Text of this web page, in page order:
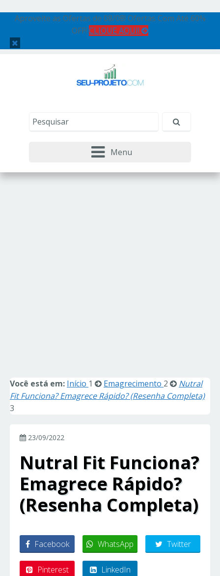
Aproveite as Ofertas de 08/08! Ofertas Com Até 60%
OFF! CLIQUE AQUI!
Menu
Você está em: Início 1 Emagrecimento 2
Nutral
Fit Funciona? Emagrece Rápido? (Resenha Completa)
3
23/09/2022
Nutral Fit Funciona?
Emagrece Rápido?
(Resenha Completa)
Facebook WhatsApp Twitter
Pinterest LinkedIn